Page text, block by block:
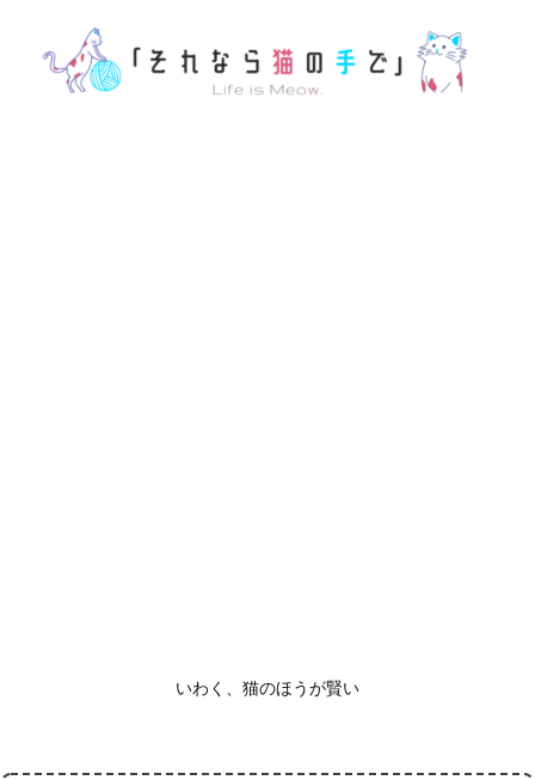
いわく、猫のほうが賢い